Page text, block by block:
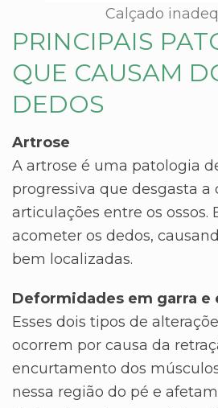
Calçado
PRINCIPAIS
QUE CAUSAM
DEDOS
Artrose
A artrose é uma patologia
progressiva que desgasta a
articulações entre os ossos.
acometer os dedos,
bem localizadas.
Deformidades em garra e
Esses dois tipos de
ocorrem por causa da
encurtamento dos
nessa região do pé e